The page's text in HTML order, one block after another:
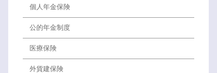
個人年金保険
公的年金制度
医療保険
外貨建保険